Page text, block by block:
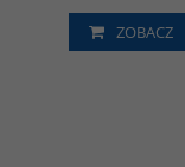
ZOBACZ